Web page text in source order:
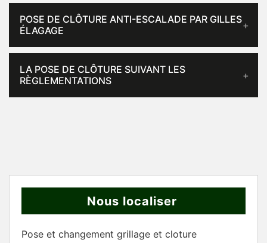
POSE DE CLÔTURE ANTI-ESCALADE PAR GILLES
ÉLAGAGE
LA POSE DE CLÔTURE SUIVANT LES
RÈGLEMENTATIONS
Nous localiser
Pose et changement grillage et cloture